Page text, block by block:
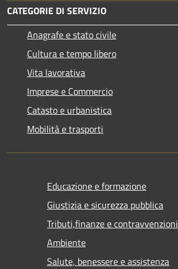
CATEGORIE DI SERVIZIO
Anagrafe e stato civile
Cultura e tempo libero
Vita lavorativa
Imprese e Commercio
Catasto e urbanistica
Mobilità e trasporti
Educazione e formazione
Giustizia e sicurezza pubblica
Tributi,finanze e contravvenzioni
Ambiente
Salute, benessere e assistenza